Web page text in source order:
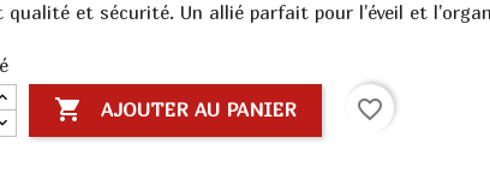
qualité et sécurité. Un allié parfait pour l'éveil et
 AJOUTER AU PANIER favorite_border